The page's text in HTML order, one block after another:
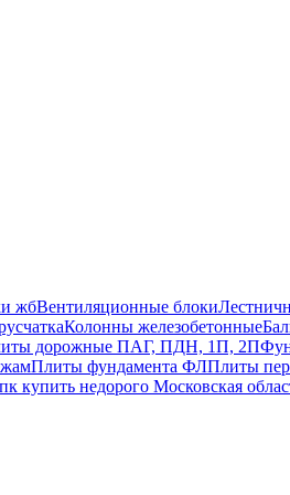
жбВентиляционные блоки
Колонны железобетонные
дорожные ПАГ, ПДН, 1П, 2П
Плиты фундамента ФЛПлиты
купить недорого Московская